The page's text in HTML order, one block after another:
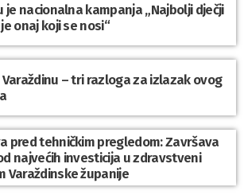
je nacionalna kampanja „Najbolji dječji
onaj koji se nosi“
Varaždinu – tri razloga za izlazak ovog
pred tehničkim pregledom: Završava
najvećih investicija u zdravstveni
Varaždinske županije